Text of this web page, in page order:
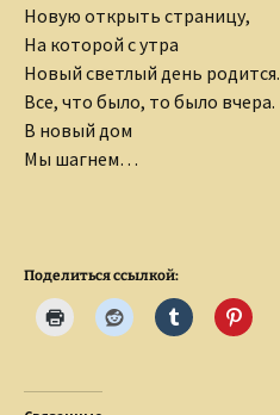
Новую открыть страницу,
На которой с утра
Новый светлый день родится.
Все, что было, то было вчера.
В новый дом
Мы шагнем…
Поделиться ссылкой: